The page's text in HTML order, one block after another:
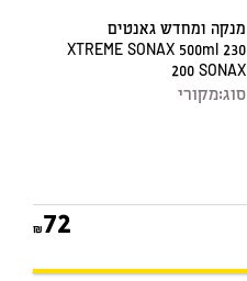
מנקה ומחדש גאנטים
XTREME SONAX 500ml 230
200 SONAX
סוג:מקורי
72